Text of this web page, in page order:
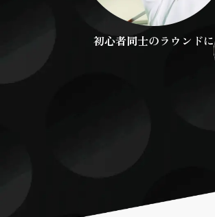
初心者同士のラウンドに